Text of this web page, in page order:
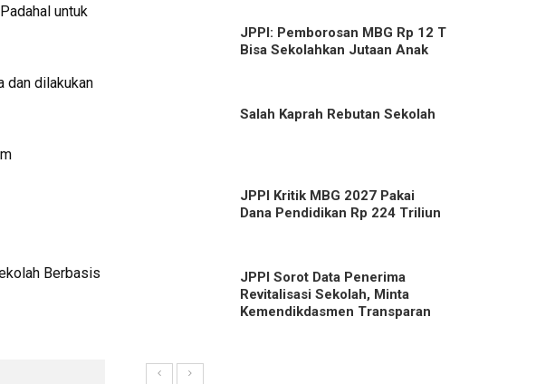
untuk
dan dilakukan
Berbasis
JPPI: Pemborosan MBG Rp 12 T
Bisa Sekolahkan Jutaan Anak
Salah Kaprah Rebutan Sekolah
JPPI Kritik MBG 2027 Pakai
Dana Pendidikan Rp 224 Triliun
JPPI Sorot Data Penerima
Revitalisasi Sekolah, Minta
Kemendikdasmen Transparan